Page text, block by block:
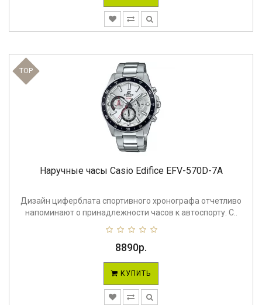
TOP
Наручные часы Casio Edifice EFV-570D-7A
Дизайн циферблата спортивного хронографа отчетливо
напоминают о принадлежности часов к автоспорту. C..
8890р.
КУПИТЬ